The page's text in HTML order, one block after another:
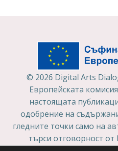
© 2026 Digital Arts
Европейската
настоящата
одобрение на
гледните точки само на
търси отговорност от